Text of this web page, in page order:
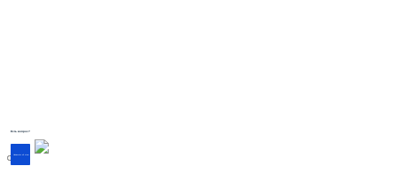
Есть вопрос?
Напишите об этом